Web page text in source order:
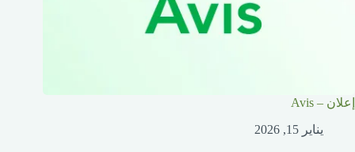
إعلان – Avis
يناير 15, 2026